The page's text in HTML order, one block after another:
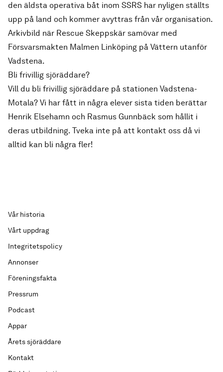
den äldsta operativa båt inom SSRS har nyligen ställts
upp på land och kommer avyttras från vår organisation.
Arkivbild när Rescue Skeppskär samövar med
Försvarsmakten Malmen Linköping på Vättern utanför
Vadstena.
Bli frivillig sjöräddare?
Vill du bli frivillig sjöräddare på stationen Vadstena-
Motala? Vi har fått in några elever sista tiden berättar
Henrik Elsehamn och Rasmus Gunnbäck som hållit i
deras utbildning. Tveka inte på att kontakt oss då vi
alltid kan bli några fler!
Vår historia
Vårt uppdrag
Integritetspolicy
Annonser
Föreningsfakta
Pressrum
Podcast
Appar
Årets sjöräddare
Kontakt